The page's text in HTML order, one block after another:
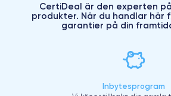
CertiDeal är den experten
produkter. När du handlar här
garantier på din
Inbytesprogram